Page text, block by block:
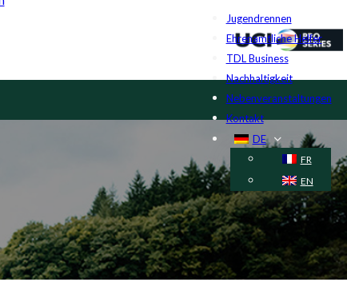
Jugendrennen
Ehrenamtliche Helfer
TDL Business
Nachhaltigkeit
Nebenveranstaltungen
Kontakt
DE
FR
EN